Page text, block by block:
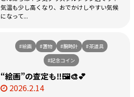
気温も少し高くなり、おでかけしやすい気候
になって...
#絵画 #置物 #腕時計
#茶道具
#記念コイン
“絵画”の査定も‼️🖼️🎨💕
2026.2.14